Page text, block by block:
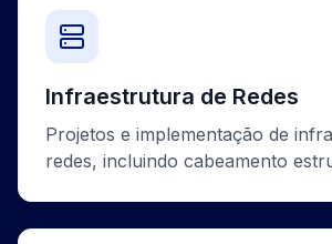
Infraestrutura de Redes
Projetos e implementação de
redes, incluindo cabeamento